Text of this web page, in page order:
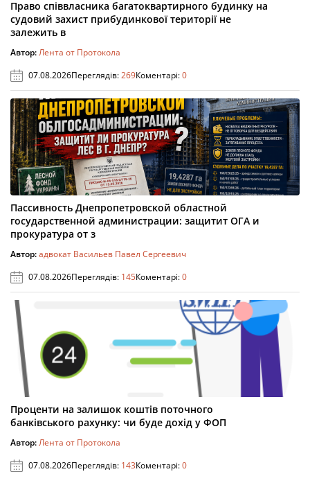
Право співвласника багатоквартирного будинку на
судовий захист прибудинкової території не
залежить в
Автор:Лента от Протокола
07.08.2026Переглядів:269Коментарі:0
Пассивность Днепропетровской областной
государственной администрации: защитит ОГА и
прокуратура от з
Автор:адвокат Васильев Павел Сергеевич
07.08.2026Переглядів: 145Коментарі:0
Проценти на залишок коштів поточного
банківського рахунку: чи буде дохід у ФОП
Автор:Лента от Протокола
07.08.2026Переглядів: 143Коментарі:0